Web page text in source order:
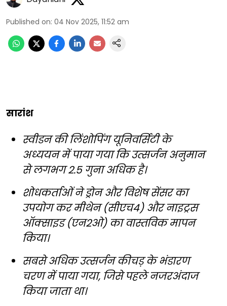
Published on: 04 Nov 2025, 11:52 am
सारांश
स्वीडन की लिंशोपिंग यूनिवर्सिटी के
अध्ययन में पाया गया कि उत्सर्जन अनुमान
से लगभग 2.5 गुना अधिक है।
शोधकर्ताओं ने ड्रोन और विशेष सेंसर का
उपयोग कर मीथेन (सीएच4) और नाइट्रस
ऑक्साइड (एन2ओ) का वास्तविक मापन
किया।
सबसे अधिक उत्सर्जन कीचड़ के भंडारण
चरण में पाया गया, जिसे पहले नजरअंदाज
किया जाता था।